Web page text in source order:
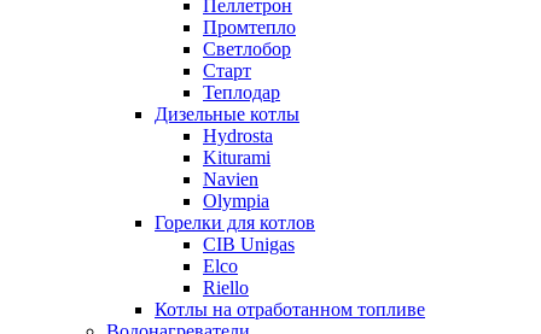
Пеллетрон
Промтепло
Светлобор
Старт
Теплодар
Дизельные котлы
Hydrosta
Kiturami
Navien
Olympia
Горелки для котлов
CIB Unigas
Elco
Riello
Котлы на отработанном топливе